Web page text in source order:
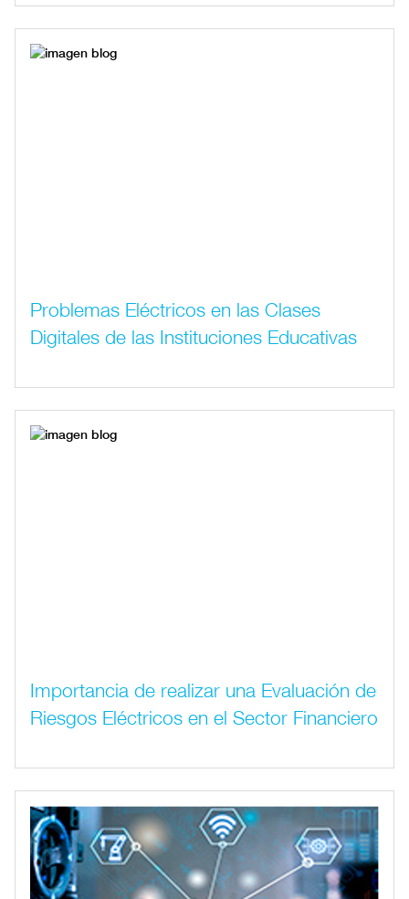
Problemas Eléctricos en las Clases
Digitales de las Instituciones Educativas
Importancia de realizar una Evaluación de
Riesgos Eléctricos en el Sector Financiero